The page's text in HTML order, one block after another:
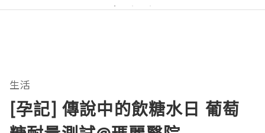
生活
[孕記] 傳說中的飲糖水日 葡萄